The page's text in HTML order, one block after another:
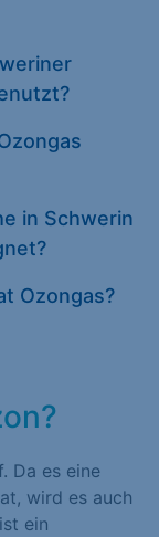
in Schwerin
Ozongas?
Da es eine
wird es auch
ein